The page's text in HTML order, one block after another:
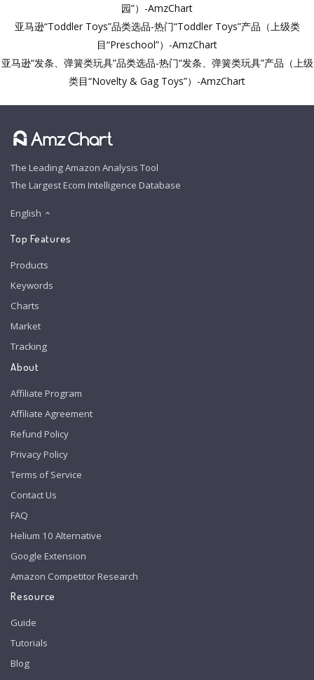
园”）-AmzChart
亚马逊“Toddler Toys”品类选品-热门“Toddler Toys”产品（上级类
目“Preschool”）-AmzChart
亚马逊“发条、弹簧类玩具”品类选品-热门“发条、弹簧类玩具”产品（上级
类目“Novelty & Gag Toys”）-AmzChart
The Leading Amazon Analysis Tool
The Largest Ecom Intelligence Database
English
Top Features
Products
Keywords
Charts
Market
Tracking
About
Affiliate Program
Affiliate Agreement
Refund Policy
Privacy Policy
Terms of Service
Contact Us
FAQ
Helium 10 Alternative
Google Extension
Amazon Competitor Research
Resource
Guide
Tutorials
Blog